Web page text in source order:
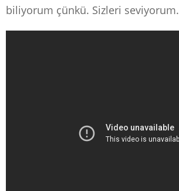
biliyorum çünkü. Sizleri seviyorum.